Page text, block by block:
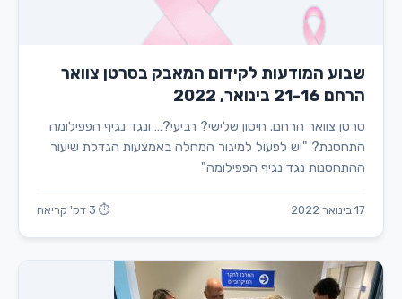
שבוע המודעות לקידום המאבק בסרטן צוואר
הרחם 21-16 בינואר, 2022
סרטן צוואר הרחם. חיסון שלישי? רביעי?… ונגד נגיף הפפילומה
התחסנת? "יש לפעול למיגור המחלה באמצעות הגדלת שיעור
ההתחסנות נגד נגיף הפפילומה"
17 בינואר 2022 ⏱ 3 דק' קריאה